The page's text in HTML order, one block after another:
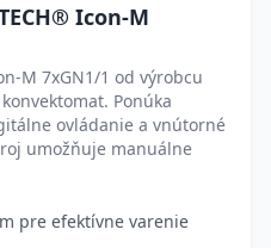
Icon-M
M 7xGN1/1 od výrobcu
Ponúka
ovládanie a vnútorné
umožňuje manuálne
pre efektívne varenie